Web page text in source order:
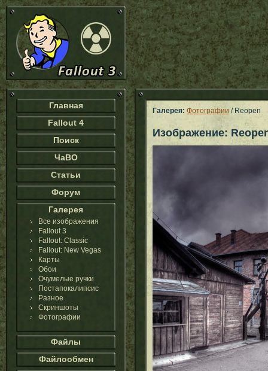
Главная
Fallout 4
Поиск
ЧаВО
Статьи
Форум
Галерея
Все изображения
Fallout 3
Fallout: Classic
Fallout: New Vegas
Карты
Обои
Очумелые ручки
Постапокалипсис
Разное
Скриншоты
Фотографии
Файлы
Файлообмен
Галерея: Фотографии / Reopen
Изображение: